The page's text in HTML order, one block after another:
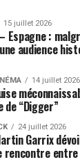
15 juillet 2026
Espagne :
audience
14 juillet 2026
de “Digger”
24 juillet 2026
Garrix
rencontre